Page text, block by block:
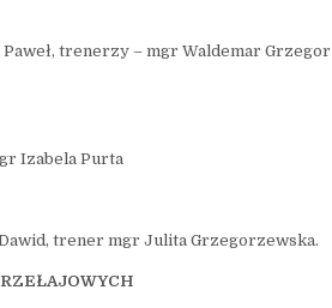
trenerzy – mgr Waldemar
Izabela Purta
trener mgr Julita Grzegorzewska.